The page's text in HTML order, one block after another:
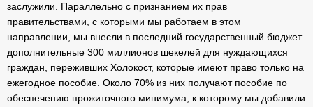
заслужили. Параллельно с признанием их прав
правительствами, с которыми мы работаем в этом
направлении, мы внесли в последний государственный бюджет
дополнительные 300 миллионов шекелей для нуждающихся
граждан, переживших Холокост, которые имеют право только на
ежегодное пособие. Около 70% из них получают пособие по
обеспечению прожиточного минимума, к которому мы добавили